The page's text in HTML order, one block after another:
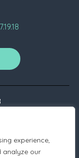
experience,
analyze our